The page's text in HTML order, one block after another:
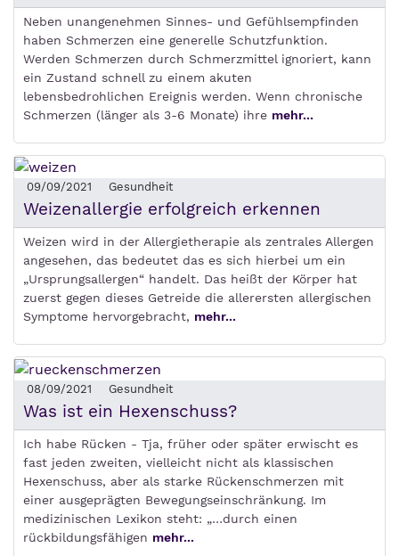
Neben unangenehmen Sinnes- und Gefühlsempfinden
haben Schmerzen eine generelle Schutzfunktion.
Werden Schmerzen durch Schmerzmittel ignoriert, kann
ein Zustand schnell zu einem akuten
lebensbedrohlichen Ereignis werden. Wenn chronische
Schmerzen (länger als 3-6 Monate) ihre mehr...
09/09/2021 Gesundheit
Weizenallergie erfolgreich erkennen
Weizen wird in der Allergietherapie als zentrales Allergen
angesehen, das bedeutet das es sich hierbei um ein
„Ursprungsallergen“ handelt. Das heißt der Körper hat
zuerst gegen dieses Getreide die allerersten allergischen
Symptome hervorgebracht, mehr...
08/09/2021 Gesundheit
Was ist ein Hexenschuss?
Ich habe Rücken - Tja, früher oder später erwischt es
fast jeden zweiten, vielleicht nicht als klassischen
Hexenschuss, aber als starke Rückenschmerzen mit
einer ausgeprägten Bewegungseinschränkung. Im
medizinischen Lexikon steht: „…durch einen
rückbildungsfähigen mehr...